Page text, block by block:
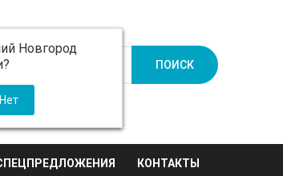
Новгород
ПОИСК
КОНТАКТЫ